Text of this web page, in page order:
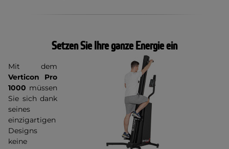
Setzen Sie Ihre ganze Energie ein
Mit dem
Verticon Pro
1000 müssen
Sie sich dank
seines
einzigartigen
Designs
keine